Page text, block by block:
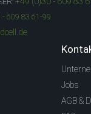
- 609 83 61-99
Jobs
AGB &